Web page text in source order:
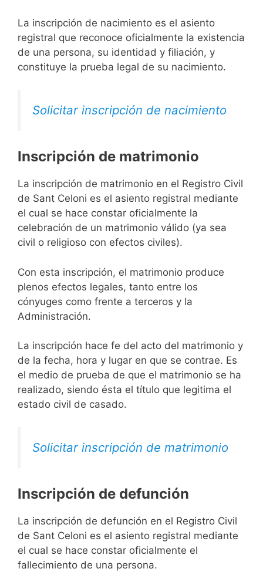
La inscripción de nacimiento es el asiento
registral que reconoce oficialmente la existencia
de una persona, su identidad y filiación, y
constituye la prueba legal de su nacimiento.
Solicitar inscripción de nacimiento
Inscripción de matrimonio
La inscripción de matrimonio en el Registro Civil
de Sant Celoni es el asiento registral mediante
el cual se hace constar oficialmente la
celebración de un matrimonio válido (ya sea
civil o religioso con efectos civiles).
Con esta inscripción, el matrimonio produce
plenos efectos legales, tanto entre los
cónyuges como frente a terceros y la
Administración.
La inscripción hace fe del acto del matrimonio y
de la fecha, hora y lugar en que se contrae. Es
el medio de prueba de que el matrimonio se ha
realizado, siendo ésta el título que legitima el
estado civil de casado.
Solicitar inscripción de matrimonio
Inscripción de defunción
La inscripción de defunción en el Registro Civil
de Sant Celoni es el asiento registral mediante
el cual se hace constar oficialmente el
fallecimiento de una persona.